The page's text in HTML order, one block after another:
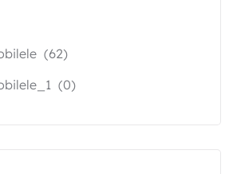
(62)
(0)